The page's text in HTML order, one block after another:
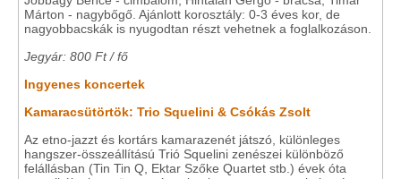
Márton - nagybőgő. Ajánlott korosztály: 0-3 éves kor, de
nagyobbacskák is nyugodtan részt vehetnek a foglalkozáson.
Jegyár: 800 Ft / fő
Ingyenes koncertek
Kamaracsütörtök: Trio Squelini & Csókás Zsolt
Az etno-jazzt és kortárs kamarazenét játszó, különleges
hangszer-összeállítású Trió Squelini zenészei különböző
felállásban (Tin Tin Q, Ektar Szőke Quartet stb.) évek óta